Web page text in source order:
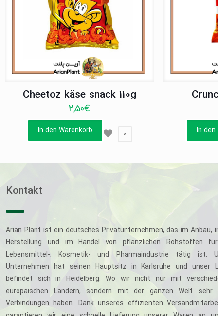
Cheetoz käse snack 110g
2,50€
In den Warenkorb 0 In den
Kontakt
Arian Plant ist ein deutsches Privatunternehmen, das im Anbau,
Herstellung und im Handel von pflanzlichen Rohstoffen
Lebensmittel-, Kosmetik- und Pharmaindustrie tätig ist.
Unternehmen hat seinen Hauptsitz in Karlsruhe und unser
befindet sich in Heidelberg. Wo wir nicht nur mit
europäischen Ländern, sondern mit der ganzen Welt sehr
Verbindungen haben. Dank unseres effizienten